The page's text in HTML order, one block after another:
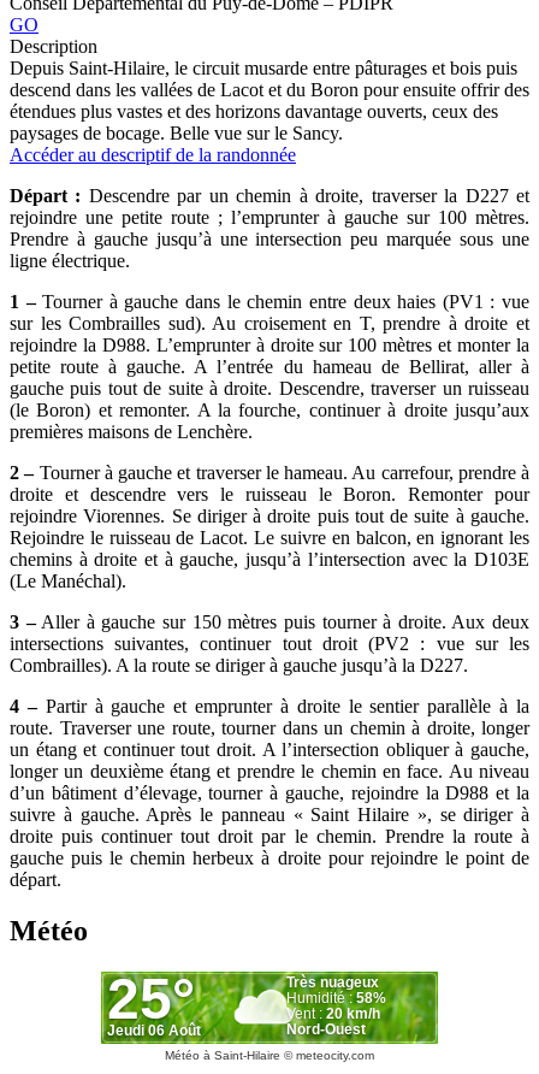
GO
Description
Depuis Saint-Hilaire, le circuit musarde entre pâturages et bois puis
descend dans les vallées de Lacot et du Boron pour ensuite offrir des
étendues plus vastes et des horizons davantage ouverts, ceux des
paysages de bocage. Belle vue sur le Sancy.
Accéder au descriptif de la randonnée
Départ : Descendre par un chemin à droite, traverser la D227 et
rejoindre une petite route ; l’emprunter à gauche sur 100 mètres.
Prendre à gauche jusqu’à une intersection peu marquée sous une
ligne électrique.
1 –Tourner à gauche dans le chemin entre deux haies (PV1 : vue
sur les Combrailles sud). Au croisement en T, prendre à droite et
rejoindre la D988. L’emprunter à droite sur 100 mètres et monter la
petite route à gauche. A l’entrée du hameau de Bellirat, aller à
gauche puis tout de suite à droite. Descendre, traverser un ruisseau
(le Boron) et remonter. A la fourche, continuer à droite jusqu’aux
premières maisons de Lenchère.
2 –Tourner à gauche et traverser le hameau. Au carrefour, prendre à
droite et descendre vers le ruisseau le Boron. Remonter pour
rejoindre Viorennes. Se diriger à droite puis tout de suite à gauche.
Rejoindre le ruisseau de Lacot. Le suivre en balcon, en ignorant les
chemins à droite et à gauche, jusqu’à l’intersection avec la D103E
(Le Manéchal).
3 –Aller à gauche sur 150 mètres puis tourner à droite. Aux deux
intersections suivantes, continuer tout droit (PV2 : vue sur les
Combrailles). A la route se diriger à gauche jusqu’à la D227.
4 –Partir à gauche et emprunter à droite le sentier parallèle à la
route. Traverser une route, tourner dans un chemin à droite, longer
un étang et continuer tout droit. A l’intersection obliquer à gauche,
longer un deuxième étang et prendre le chemin en face. Au niveau
d’un bâtiment d’élevage, tourner à gauche, rejoindre la D988 et la
suivre à gauche. Après le panneau « Saint Hilaire », se diriger à
droite puis continuer tout droit par le chemin. Prendre la route à
gauche puis le chemin herbeux à droite pour rejoindre le point de
départ.
Météo
Météo à Saint-Hilaire © meteocity.com